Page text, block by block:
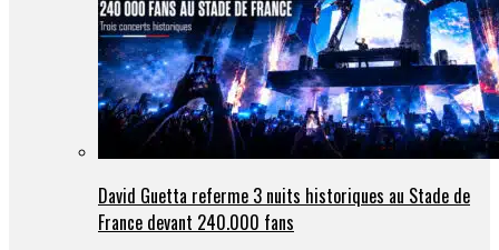
David Guetta referme 3 nuits historiques au Stade de
France devant 240.000 fans